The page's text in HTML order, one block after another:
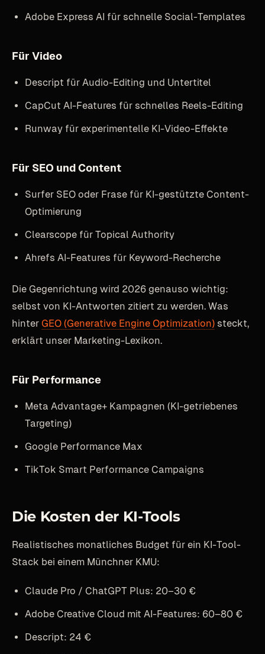
Adobe Express AI für schnelle Social-Templates
Für Video
Descript für Audio-Editing und Untertitel
CapCut AI-Features für schnelles Reels-Editing
Runway für experimentelle KI-Video-Effekte
Für SEO und Content
Surfer SEO oder Frase für KI-gestützte Content-
Optimierung
Clearscope für Topical Authority
Ahrefs AI-Features für Keyword-Recherche
Die Gegenrichtung wird 2026 genauso wichtig:
selbst von KI-Antworten zitiert zu werden. Was
hinter GEO (Generative Engine Optimization) steckt,
erklärt unser Marketing-Lexikon.
Für Performance
Meta Advantage+ Kampagnen (KI-getriebenes
Targeting)
Google Performance Max
TikTok Smart Performance Campaigns
Die Kosten der KI-Tools
Realistisches monatliches Budget für ein KI-Tool-
Stack bei einem Münchner KMU:
Claude Pro / ChatGPT Plus: 20–30 €
Adobe Creative Cloud mit AI-Features: 60–80 €
Descript: 24 €